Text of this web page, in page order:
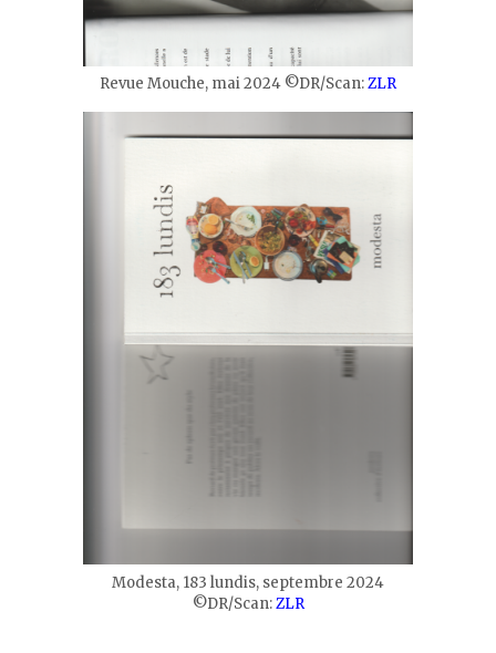
Revue Mouche, mai 2024 ©DR/Scan:ZLR
Modesta, 183 lundis, septembre 2024
©DR/Scan:ZLR